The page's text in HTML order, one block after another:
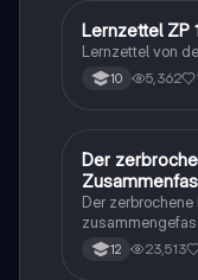
Mathe
Lernzettel ZP
Lernzettel von
10 5,362
Deutsch
Der
Der
12 23,513